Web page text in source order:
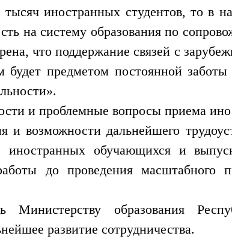
иностранных студентов, то в
на систему образования по
что поддержание связей с
предметом постоянной заботы
и проблемные вопросы приема
возможности дальнейшего
обучающихся и
до проведения масштабного
Министерству образования
развитие сотрудничества.